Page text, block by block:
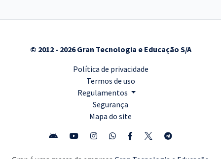
© 2012 - 2026 Gran Tecnologia e Educação S/A
Política de privacidade
Termos de uso
Regulamentos
Segurança
Mapa do site